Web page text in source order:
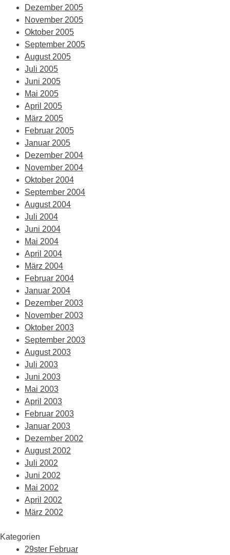
Dezember 2005
November 2005
Oktober 2005
September 2005
August 2005
Juli 2005
Juni 2005
Mai 2005
April 2005
März 2005
Februar 2005
Januar 2005
Dezember 2004
November 2004
Oktober 2004
September 2004
August 2004
Juli 2004
Juni 2004
Mai 2004
April 2004
März 2004
Februar 2004
Januar 2004
Dezember 2003
November 2003
Oktober 2003
September 2003
August 2003
Juli 2003
Juni 2003
Mai 2003
April 2003
Februar 2003
Januar 2003
Dezember 2002
August 2002
Juli 2002
Juni 2002
Mai 2002
April 2002
März 2002
Kategorien
29ster Februar